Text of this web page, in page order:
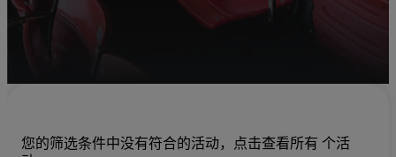
您的筛选条件中没有符合的活动，点击查看所有 个活